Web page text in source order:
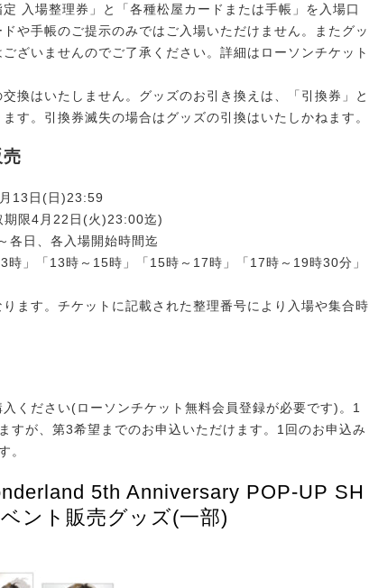
入場整理券」と「各種松屋カードまたは手帳」を入場口
や手帳のご提示のみではご入場いただけません。またグッ
ざいませんのでご了承ください。詳細はローソンチケット
換はいたしません。グッズのお引き換えは、「引換券」と
す。引換券滅失の場合はグッズの引換はいたしかねます。
売
13日(日)23:59
限4月22日(火)23:00迄)
日、各入場開始時間迄
」「13時～15時」「15時～17時」「17時～19時30分」
ます。チケットに記載された整理番号により入場や集合時
ください(ローソンチケット無料会員登録が必要です)。1
すが、第3希望までのお申込いただけます。1回のお申込み
。
5th Anniversary POP-UP SH
ント販売グッズ(一部)